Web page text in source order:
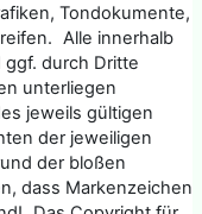
Tondokumente,
Alle innerhalb
durch Dritte
unterliegen
jeweils gültigen
der jeweiligen
der bloßen
dass Markenzeichen